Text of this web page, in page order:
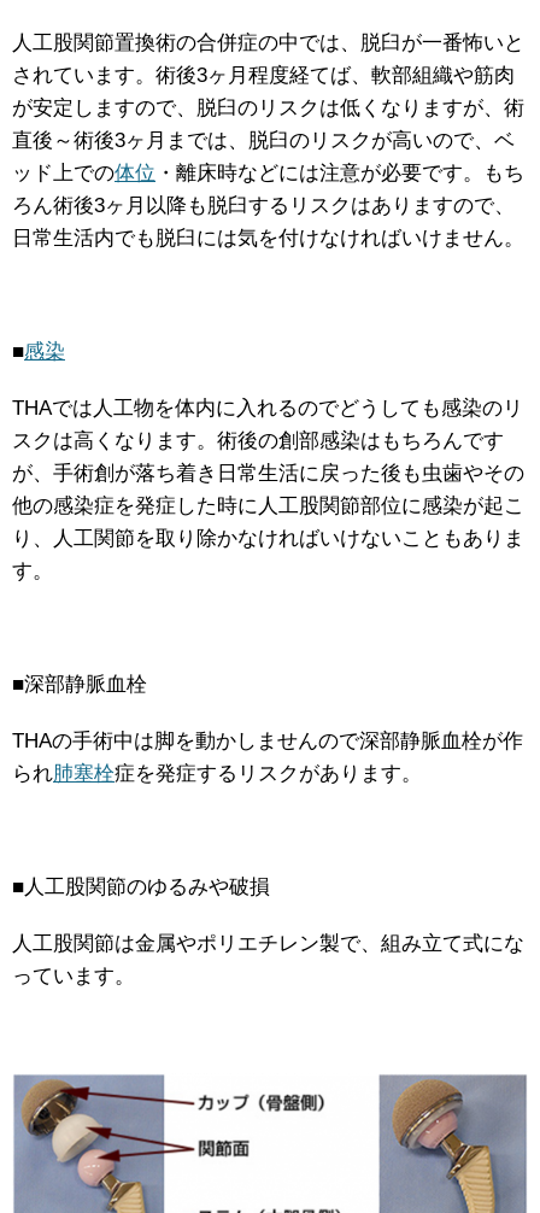
人工股関節置換術の合併症の中では、脱臼が一番怖いと
されています。術後3ヶ月程度経てば、軟部組織や筋肉
が安定しますので、脱臼のリスクは低くなりますが、術
直後～術後3ヶ月までは、脱臼のリスクが高いので、ベ
ッド上での体位 ・離床時などには注意が必要です。もち
ろん術後3ヶ月以降も脱臼するリスクはありますので、
日常生活内でも脱臼には気を付けなければいけません。
■感染
THAでは人工物を体内に入れるのでどうしても感染のリ
スクは高くなります。術後の創部感染はもちろんです
が、手術創が落ち着き日常生活に戻った後も虫歯やその
他の感染症を発症した時に人工股関節部位に感染が起こ
り、人工関節を取り除かなければいけないこともありま
す。
■深部静脈血栓
THAの手術中は脚を動かしませんので深部静脈血栓が作
られ肺塞栓症を発症するリスクがあります。
■人工股関節のゆるみや破損
人工股関節は金属やポリエチレン製で、組み立て式にな
っています。